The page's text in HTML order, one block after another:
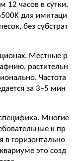
12 часов в сутки.
для имитаци
без субстрат
Местные р
растительн
Частота
за 3–5 мин
Многие
к пр
в горизонтально
это созд